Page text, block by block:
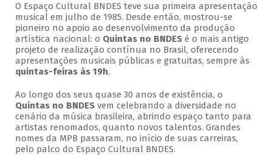
O Espaço Cultural BNDES teve sua primeira apresentação
musical em julho de 1985. Desde então, mostrou-se
pioneiro no apoio ao desenvolvimento da produção
artística nacional: o Quintas no BNDESé o mais antigo
projeto de realização contínua no Brasil, oferecendo
apresentações musicais públicas e gratuitas, sempre às
quintas-feiras às 19h.
Ao longo dos seus quase 30 anos de existência, o
Quintas no BNDESvem celebrando a diversidade no
cenário da música brasileira, abrindo espaço tanto para
artistas renomados, quanto novos talentos. Grandes
nomes da MPB passaram, no início de suas carreiras,
pelo palco do Espaço Cultural BNDES.